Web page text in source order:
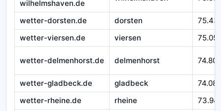
wilhelmshaven.de
wetter-dorsten.de dorsten
wetter-viersen.de
viersen
wetter-delmenhorst.de delmenhorst
wetter-gladbeck.de gladbeck
74.086
wetter-rheine.de
rheine